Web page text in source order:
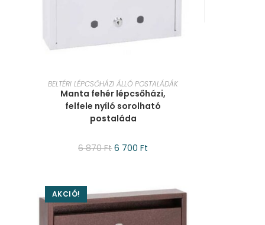
KOSÁRBA TESZEM
BELTÉRI LÉPCSŐHÁZI ÁLLÓ POSTALÁDÁK
Manta fehér lépcsőházi,
felfele nyíló sorolható
postaláda
6 870Ft 6 700Ft
AKCIÓ!